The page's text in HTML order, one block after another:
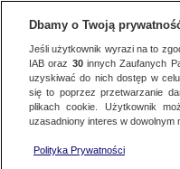
Dbamy o Twoją
Jeśli użytkownik wyrazi na to
IAB oraz 30innych Zaufanych
uzyskiwać do nich dostęp w
się to poprzez przetwarzanie
plikach cookie. Użytkownik
uzasadniony interes w dowolnym
Polityka Prywatności